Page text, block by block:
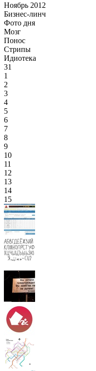
Ноябрь 2012
Бизнес-линч
Фото дня
Мозг
Понос
Стрипы
Идиотека
31
1
2
3
4
5
6
7
8
9
10
11
12
13
14
15